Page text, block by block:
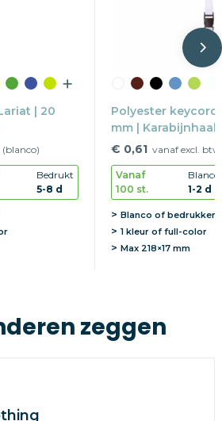
| 20
Bedrukt
5-8 d
Polyester keycord
mm |
buckle
€ 0,61 vanaf excl.
Vanaf
100 st.
Blanco
1-2 d
Blanco of bedrukken
1 kleur of full-color
Max 218×17 mm
zeggen